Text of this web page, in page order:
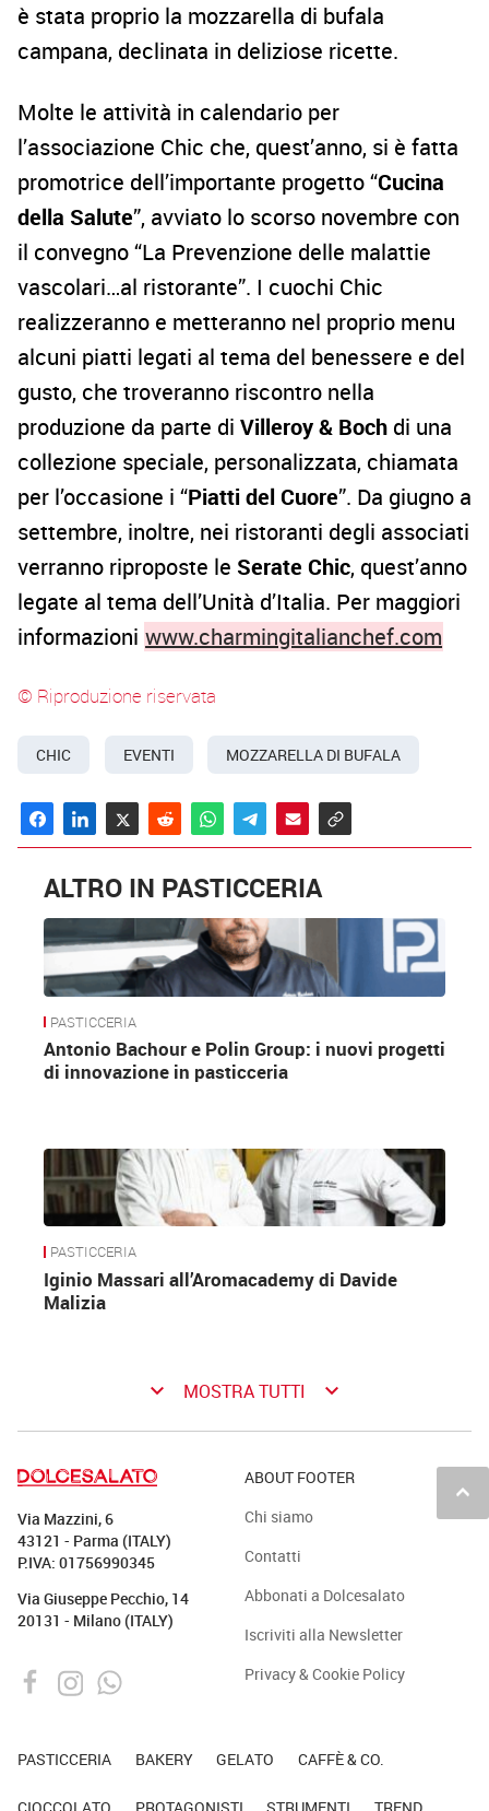
è stata proprio la mozzarella di bufala
campana, declinata in deliziose ricette.
Molte le attività in calendario per
l’associazione Chic che, quest’anno, si è fatta
promotrice dell’importante progetto “Cucina
della Salute”, avviato lo scorso novembre con
il convegno “La Prevenzione delle malattie
vascolari…al ristorante”. I cuochi Chic
realizzeranno e metteranno nel proprio menu
alcuni piatti legati al tema del benessere e del
gusto, che troveranno riscontro nella
produzione da parte di Villeroy & Boch di una
collezione speciale, personalizzata, chiamata
per l’occasione i “Piatti del Cuore”. Da giugno a
settembre, inoltre, nei ristoranti degli associati
verranno riproposte le Serate Chic, quest’anno
legate al tema dell’Unità d’Italia. Per maggiori
informazioni www.charmingitalianchef.com
© Riproduzione riservata
CHIC EVENTI MOZZARELLA DI BUFALA
ALTRO IN PASTICCERIA
PASTICCERIA
Antonio Bachour e Polin Group: i nuovi progetti
di innovazione in pasticceria
PASTICCERIA
Iginio Massari all’Aromacademy di Davide
Malizia
keyboard_arrow_down MOSTRA TUTTI keyboard_arrow_down
keyboard_arrow_up
Via Mazzini, 6
43121 - Parma (ITALY)
P.IVA: 01756990345
Via Giuseppe Pecchio, 14
20131 - Milano (ITALY)
ABOUT FOOTER
Chi siamo
Contatti
Abbonati a Dolcesalato
Iscriviti alla Newsletter
Privacy & Cookie Policy
PASTICCERIA BAKERY GELATO CAFFÈ & CO.
CIOCCOLATO PROTAGONISTI STRUMENTI TREND